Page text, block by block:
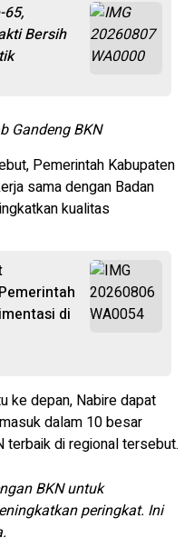
Bersih
Gandeng BKN
Pemerintah Kabupaten
sama dengan Badan
kualitas
di
ke depan, Nabire dapat
dalam 10 besar
terbaik di regional tersebut.
BKN untuk
peringkat. Ini